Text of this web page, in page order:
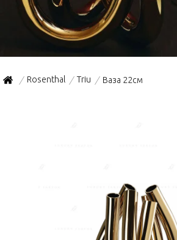
/ Rosenthal / Triu / Ваза 22см